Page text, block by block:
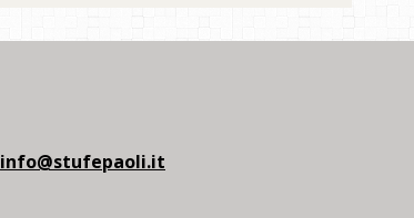
info@stufepaoli.it